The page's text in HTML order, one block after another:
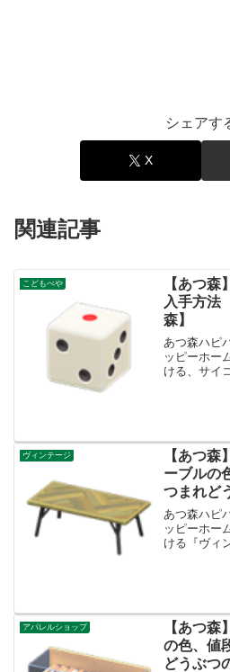
シェアす
X
関連記事
こどもべや
【あつ森
入手方法
森】
あつ森ハピ
ッピーホー
ける、サイ
ヴィンテージ
【あつ
ーブルの
つまれど
あつ森ハピ
ッピーホー
ける『ヴィ
アパレルショップ
【あつ森
の色、値
どうぶつ